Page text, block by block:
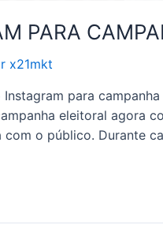
PARA
x21mkt
para
eleitoral agora
o público. Durante